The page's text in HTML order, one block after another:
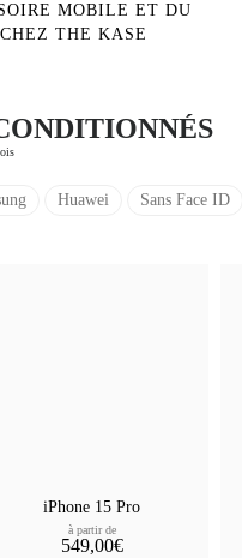
MOBILE ET DU
THE KASE
Huawei Sans Face ID
iPhone 15 Pro
à partir de
549,00€